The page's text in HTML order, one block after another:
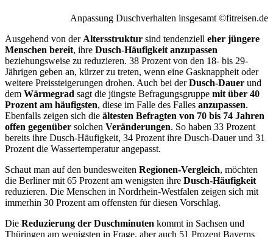
Anpassung Duschverhalten insgesamt ©fitreisen.de
Ausgehend von der Altersstruktur sind tendenziell eher jüngere
Menschen bereit, ihre Dusch-Häufigkeit anzupassen
beziehungsweise zu reduzieren. 38 Prozent von den 18- bis 29-
Jährigen geben an, kürzer zu treten, wenn eine Gasknappheit oder
weitere Preissteigerungen drohen. Auch bei derDusch-Dauer und
dem Wärmegrad sagt die jüngste Befragungsgruppe mit über 40
Prozent am häufigsten, diese im Falle des Falles anzupassen.
Ebenfalls zeigen sich die ältesten Befragten von 70 bis 74 Jahren
offen gegenüber solchen Veränderungen. So haben 33 Prozent
bereits ihre Dusch-Häufigkeit, 34 Prozent ihre Dusch-Dauer und 31
Prozent die Wassertemperatur angepasst.
Schaut man auf den bundesweiten Regionen-Vergleich, möchten
die Berliner mit 65 Prozent am wenigsten ihre Dusch-Häufigkeit
reduzieren. Die Menschen in Nordrhein-Westfalen zeigen sich mit
immerhin 30 Prozent am offensten für diesen Vorschlag.
Die Reduzierung der Duschminuten kommt in Sachsen und
Thüringen am wenigsten in Frage, aber auch 51 Prozent Bayerns